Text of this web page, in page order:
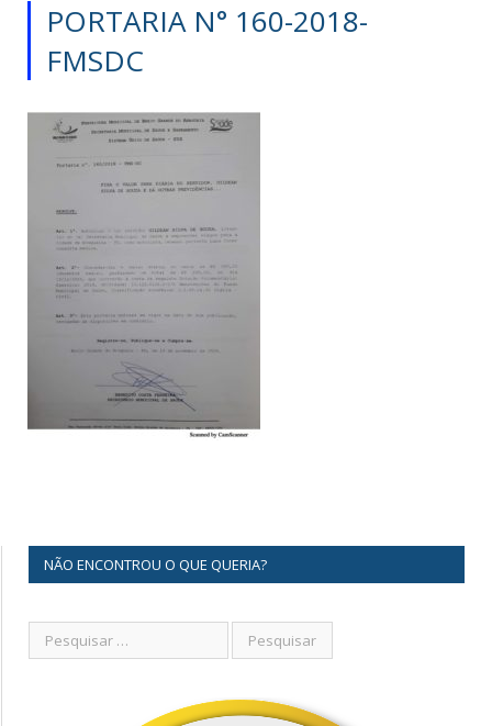
PORTARIA N° 160-2018-
FMSDC
NÃO ENCONTROU O QUE QUERIA?